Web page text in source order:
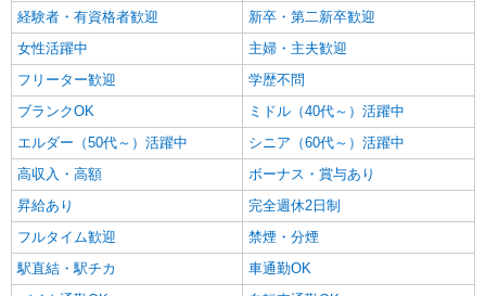
経験者・有資格者歓迎
新卒・第二新卒歓迎
女性活躍中
主婦・主夫歓迎
フリーター歓迎
学歴不問
ブランクOK
ミドル（40代～）活躍中
エルダー（50代～）活躍中
シニア（60代～）活躍中
高収入・高額
ボーナス・賞与あり
昇給あり
完全週休2日制
フルタイム歓迎
禁煙・分煙
駅直結・駅チカ
車通勤OK